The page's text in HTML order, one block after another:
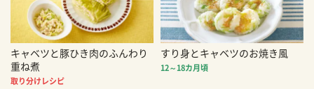
キャベツと豚ひき肉のふんわり
重ね煮
取り分けレシピ
すり身とキャベツのお焼き風
12～18カ月頃